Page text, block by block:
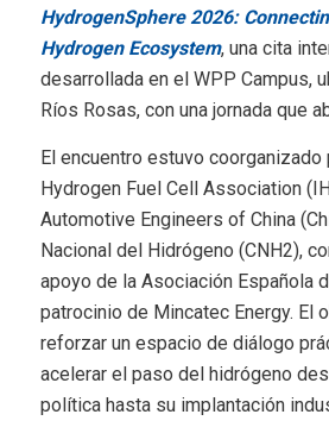
HydrogenSphere 2026:
Hydrogen Ecosystem, una cita
desarrollada en el WPP Campus,
Ríos Rosas, con una jornada que
El encuentro estuvo coorganizado
Hydrogen Fuel Cell Association
Automotive Engineers of China
Nacional del Hidrógeno (CNH2),
apoyo de la Asociación Española
patrocinio de Mincatec Energy. El
reforzar un espacio de diálogo
acelerar el paso del hidrógeno
política hasta su implantación